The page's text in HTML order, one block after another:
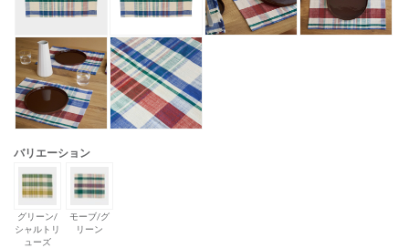
バリエーション
グリーン/
シャルトリ
ューズ
モーブ/グ
リーン